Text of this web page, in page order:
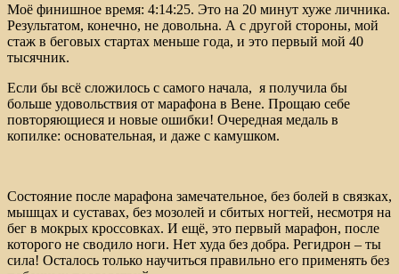
Моё финишное время: 4:14:25. Это на 20 минут хуже личника.
Результатом, конечно, не довольна. А с другой стороны, мой
стаж в беговых стартах меньше года, и это первый мой 40
тысячник.
Если бы всё сложилось с самого начала, я получила бы
больше удовольствия от марафона в Вене. Прощаю себе
повторяющиеся и новые ошибки! Очередная медаль в
копилке: основательная, и даже с камушком.
Состояние после марафона замечательное, без болей в связках,
мышцах и суставах, без мозолей и сбитых ногтей, несмотря на
бег в мокрых кроссовках. И ещё, это первый марафон, после
которого не сводило ноги. Нет худа без добра. Регидрон – ты
сила! Осталось только научиться правильно его применять без